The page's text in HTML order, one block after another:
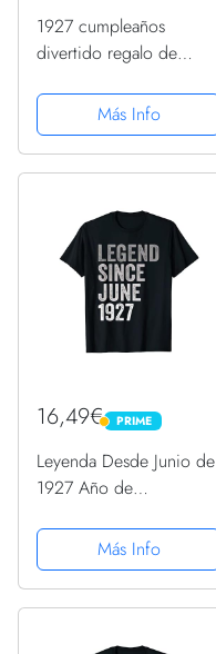
1927 cumpleaños
divertido regalo de
Más Info
16,49€ PRIME
PRIME
Leyenda Desde Junio de
1927 Año de
Más Info